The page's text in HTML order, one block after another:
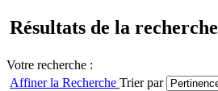
Résultats de la recherche
Votre recherche :
Affiner la Recherche Trier par